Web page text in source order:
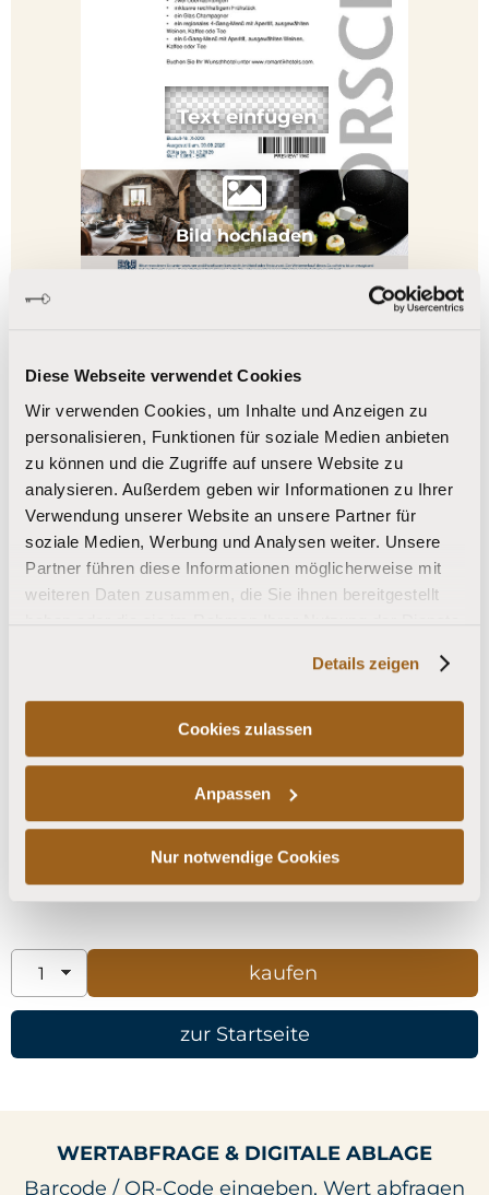
Diese Webseite verwendet Cookies
Wir verwenden Cookies, um Inhalte und Anzeigen zu
personalisieren, Funktionen für soziale Medien anbieten
zu können und die Zugriffe auf unsere Website zu
analysieren. Außerdem geben wir Informationen zu Ihrer
Verwendung unserer Website an unsere Partner für
soziale Medien, Werbung und Analysen weiter. Unsere
Partner führen diese Informationen möglicherweise mit
weiteren Daten zusammen, die Sie ihnen bereitgestellt
Details zeigen
Cookies zulassen
Anpassen
Nur notwendige Cookies
Bild hochladen
Individuell personalisieren
Widmung Bilder
Gesamtpreis: 1099,00 EUR
zur Startseite
WERTABFRAGE & DIGITALE ABLAGE
Barcode / QR-Code eingeben, Wert abfragen